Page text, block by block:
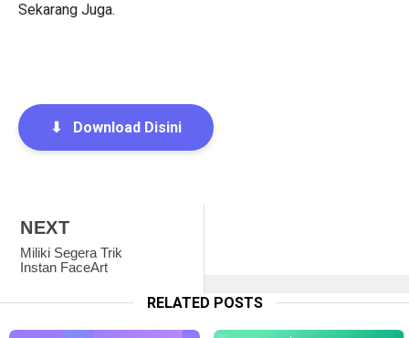
Sekarang Juga.
⬇ Download Disini
NEXT
Miliki Segera Trik
Instan FaceArt
RELATED POSTS